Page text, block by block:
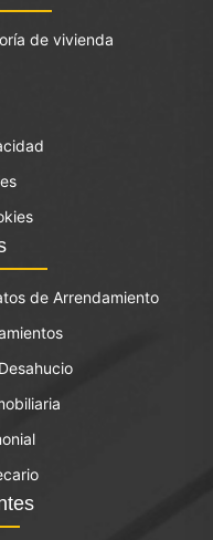
de vivienda
de Arrendamiento